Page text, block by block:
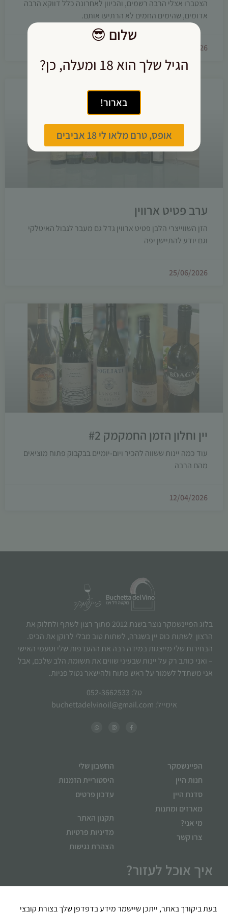
הצטברו אצלי הרבה רשמים, והכיוון לאחרונה כלל דווקא הרבה
אדומים, שהימים החמים לא הרתיעו אותם.
08/07/2026
ערב פטיט ארווין
הזן השווייצרי הלבן פטיט ארווין גדל גם מעבר לגבול האיטלקי
וגם יודע להתיישן יפה
25/06/2026
יין וחלון הזמן החמקמק #2
עוד כמה יינות ששווה להכיר ויום-יומיים בבקבוק פתוח מוציאים
מהם הרבה
12/04/2026
בלוג הפיינשמקר נוצר בשנת 2012 מתוך רצון לשתף ולחלוק את
הרצון לשתות כוס יין בשגרה, לשתות טוב מבלי לרוקן את הכיס.
הבחירות שלי מייצגות במידה רבה את ההעדפות שלי וטעמי האישי
– ואני כותב רק על יינות שבעיני שווים את תשומת הלב שלכם, אבל
אני משתדל לשמור על ראש פתוח ולהישאר נטול פניות.
טל: 052-3662533
אימייל: buchettadelvinoil@gmail.com
הפיינשמקר
חנות היין
סדנת היין
מארזים ומתנות
מי אני?
צרו קשר
החשבון שלי
היסטוריית הזמנות
עדכון פרטים
תקנון האתר
מדיניות פרטיות
הצהרת נגישות
איך אוכל לעזור?
בעת ביקורך באתר, ייתכן שיישמר מידע בדפדפן שלך בצורת קובצי
שלום 😎
הגיל שלך הוא 18 ומעלה, כן?
בארור!
אופס, טרם מלאו לי 18 אביבים